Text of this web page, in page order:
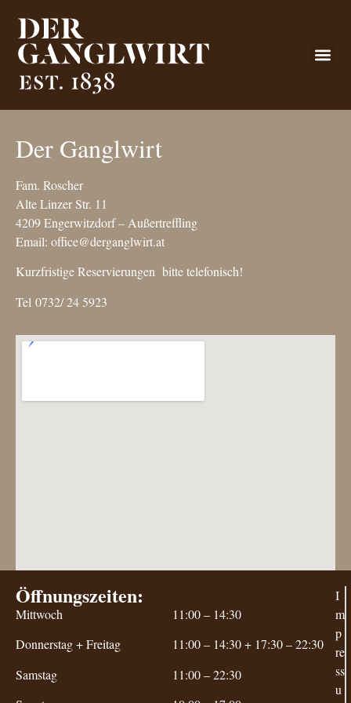
Der Ganglwirt
Fam. Roscher
Alte Linzer Str. 11
4209 Engerwitzdorf – Außertreffling
Email: office@derganglwirt.at
Kurzfristige Reservierungen bitte telefonisch!
Tel 0732/ 24 5923
Öffnungszeiten:
Mittwoch
Donnerstag + Freitag
Samstag
11:00 – 14:30
11:00 – 14:30 + 17:30 – 22:30
11:00 – 22:30
I
m
p
re
ss
u